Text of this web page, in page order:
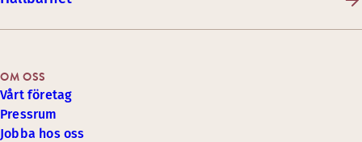
OM OSS
Vårt företag
Pressrum
Jobba hos oss